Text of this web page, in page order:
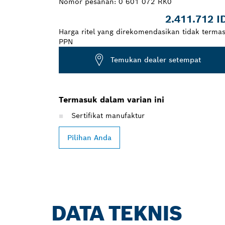
2.411.712
Harga ritel yang direkomendasikan tidak
PPN
Temukan dealer setempat
Termasuk dalam varian ini
Sertifikat manufaktur
Pilihan Anda
DATA TEKNIS